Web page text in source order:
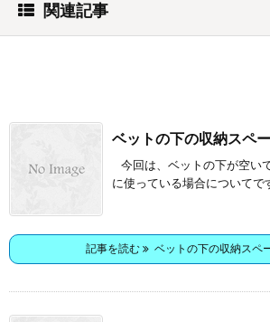
関連記事
ベットの下の収納スペ
今回は、ベットの下が空い
に使っている場合についてで
記事を読む ベットの下の収納スペ